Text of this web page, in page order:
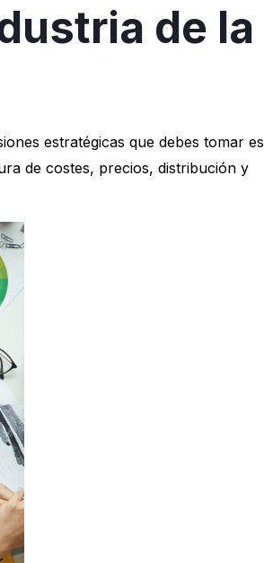
de la
estratégicas que debes tomar es
de costes, precios, distribución y